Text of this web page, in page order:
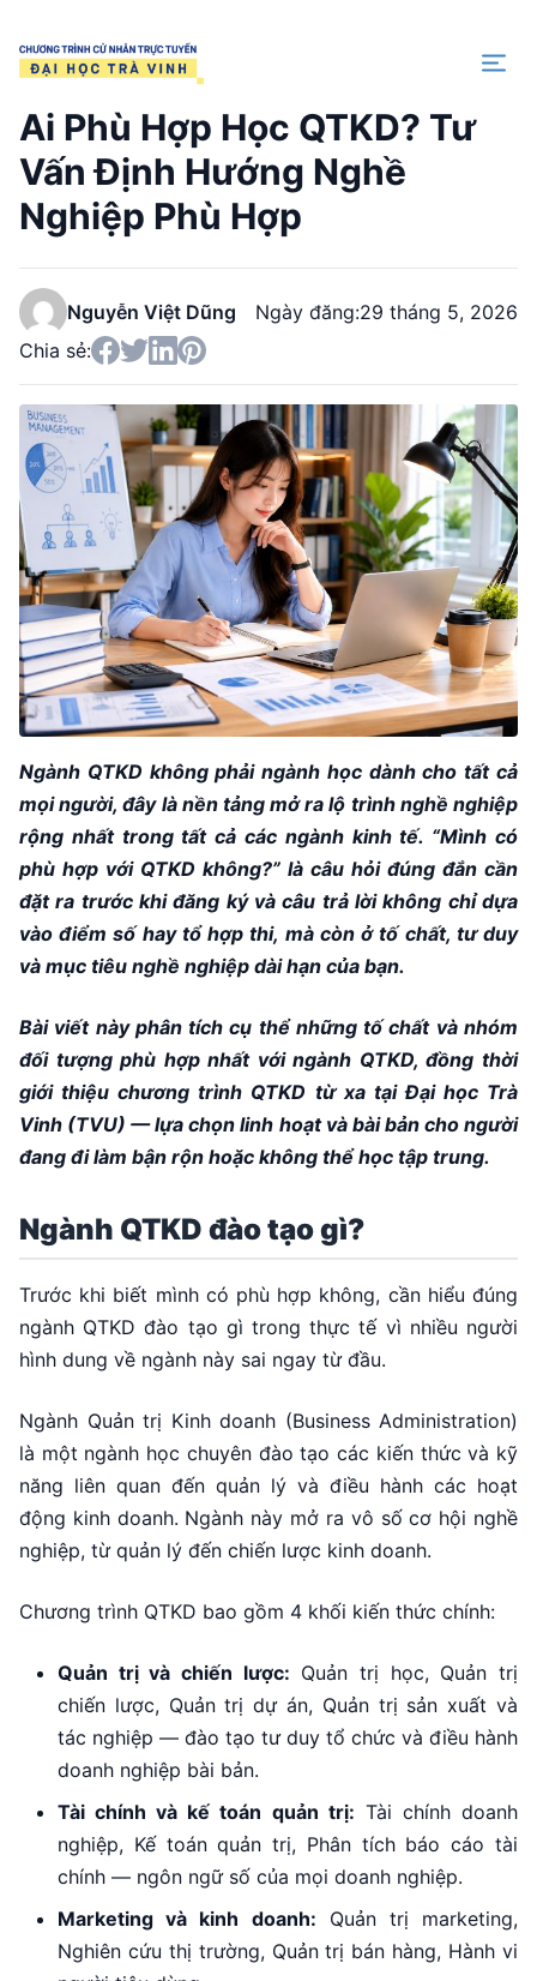
Trang chủ
Ai Phù Hợp Học QTKD? Tư
Vấn Định Hướng Nghề
Nghiệp Phù Hợp
Nguyễn Việt Dũng Ngày đăng:29 tháng 5, 2026
Chia sẻ:
Ngành QTKD không phải ngành học dành cho tất cả
mọi người, đây là nền tảng mở ra lộ trình nghề nghiệp
rộng nhất trong tất cả các ngành kinh tế. “Mình có
phù hợp với QTKD không?” là câu hỏi đúng đắn cần
đặt ra trước khi đăng ký và câu trả lời không chỉ dựa
vào điểm số hay tổ hợp thi, mà còn ở tố chất, tư duy
và mục tiêu nghề nghiệp dài hạn của bạn.
Bài viết này phân tích cụ thể những tố chất và nhóm
đối tượng phù hợp nhất với ngành QTKD, đồng thời
giới thiệu chương trình QTKD từ xa tại Đại học Trà
Vinh (TVU) — lựa chọn linh hoạt và bài bản cho người
đang đi làm bận rộn hoặc không thể học tập trung.
Ngành QTKD đào tạo gì?
Trước khi biết mình có phù hợp không, cần hiểu đúng
ngành QTKD đào tạo gì trong thực tế vì nhiều người
hình dung về ngành này sai ngay từ đầu.
Ngành Quản trị Kinh doanh (Business Administration)
là một ngành học chuyên đào tạo các kiến thức và kỹ
năng liên quan đến quản lý và điều hành các hoạt
động kinh doanh. Ngành này mở ra vô số cơ hội nghề
nghiệp, từ quản lý đến chiến lược kinh doanh.
Chương trình QTKD bao gồm 4 khối kiến thức chính:
Quản trị và chiến lược: Quản trị học, Quản trị
chiến lược, Quản trị dự án, Quản trị sản xuất và
tác nghiệp — đào tạo tư duy tổ chức và điều hành
doanh nghiệp bài bản.
Tài chính và kế toán quản trị: Tài chính doanh
nghiệp, Kế toán quản trị, Phân tích báo cáo tài
chính — ngôn ngữ số của mọi doanh nghiệp.
Marketing và kinh doanh: Quản trị marketing,
Nghiên cứu thị trường, Quản trị bán hàng, Hành vi